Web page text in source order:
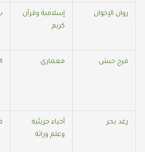
روان الإخوان
إسلامية وقرآن
كريم
فرح حبش معماري
رغد بحر
أحياء جزيئية
وعلم وراثة